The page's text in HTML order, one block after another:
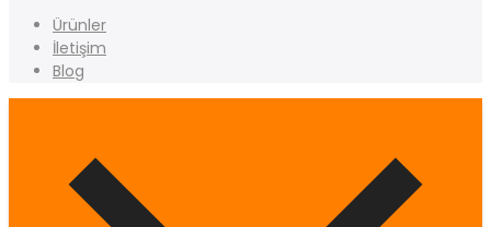
Ürünler
İletişim
Blog